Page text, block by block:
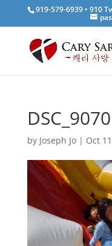
919-579-6939 • 910
DSC_9070
by Joseph Jo| Oct